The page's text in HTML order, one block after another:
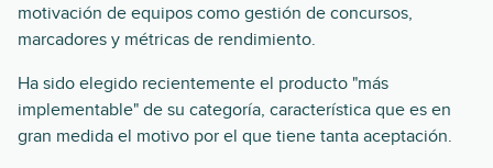
motivación de equipos como gestión de concursos,
marcadores y métricas de rendimiento.
Ha sido elegido recientemente el producto "más
implementable" de su categoría, característica que es en
gran medida el motivo por el que tiene tanta aceptación.